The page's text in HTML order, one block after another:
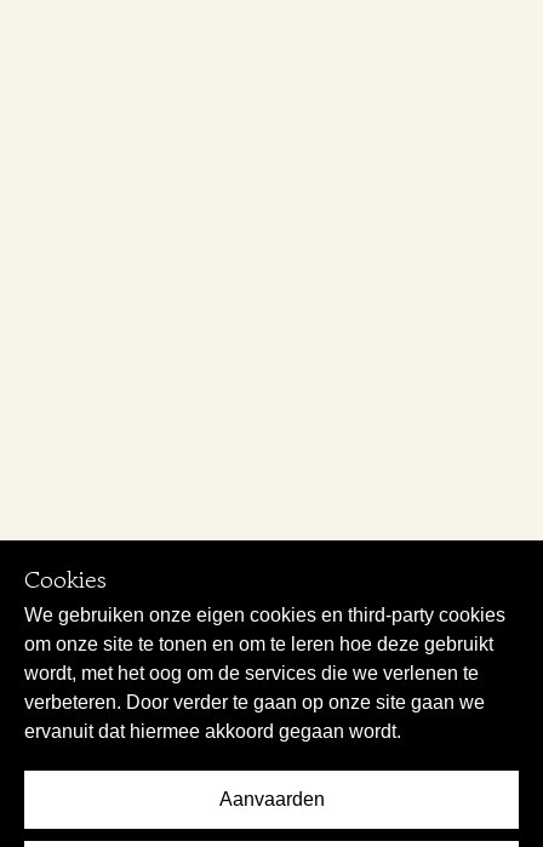
Cookies
We gebruiken onze eigen cookies en third-party cookies
om onze site te tonen en om te leren hoe deze gebruikt
wordt, met het oog om de services die we verlenen te
verbeteren. Door verder te gaan op onze site gaan we
ervanuit dat hiermee akkoord gegaan wordt.
Aanvaarden